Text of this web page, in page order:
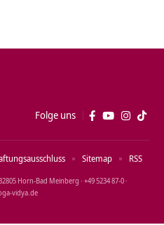
Folge uns
Horn‑Bad Meinberg · +49 5234 87‑0 ·
Sitemap RSS